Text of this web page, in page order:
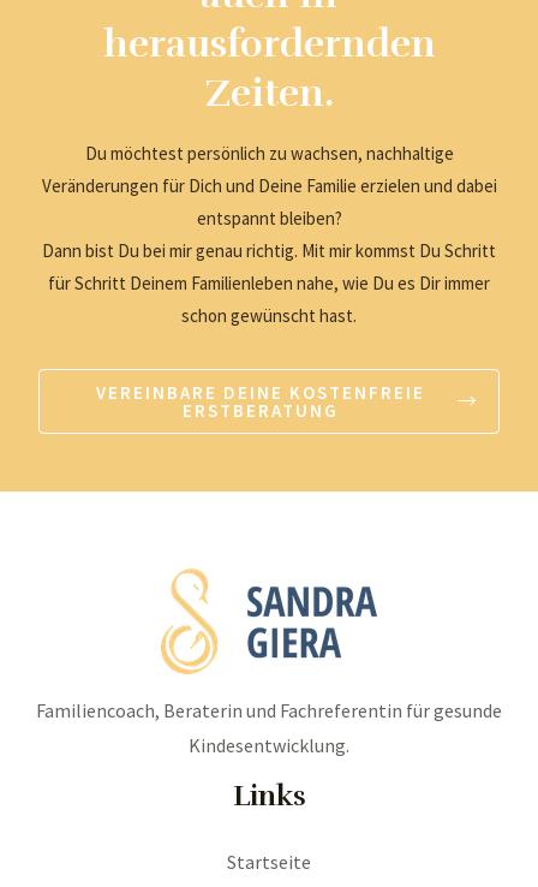
herausfordernden
Zeiten.
Du möchtest persönlich zu wachsen, nachhaltige
Veränderungen für Dich und Deine Familie erzielen und dabei
entspannt bleiben?
Dann bist Du bei mir genau richtig. Mit mir kommst Du Schritt
für Schritt Deinem Familienleben nahe, wie Du es Dir immer
schon gewünscht hast.
VEREINBARE DEINE KOSTENFREIE
ERSTBERATUNG
Familiencoach, Beraterin und Fachreferentin für gesunde
Kindesentwicklung.
Links
Startseite